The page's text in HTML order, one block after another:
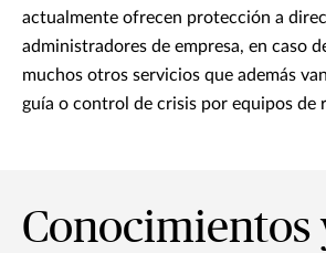
actualmente ofrecen protección a
administradores de empresa, en caso
muchos otros servicios que además
guía o control de crisis por equipos de
Conocimientos